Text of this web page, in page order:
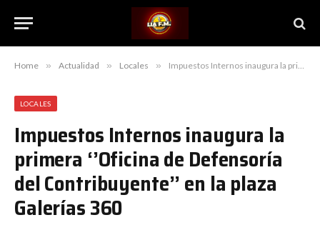
Home » Actualidad » Locales » Impuestos Internos inaugura la primera ‘’Oficina de Defensoría del Contribuyente’’ en la plaza Galerías 360
LOCALES
Impuestos Internos inaugura la
primera ‘’Oficina de Defensoría
del Contribuyente’’ en la plaza
Galerías 360